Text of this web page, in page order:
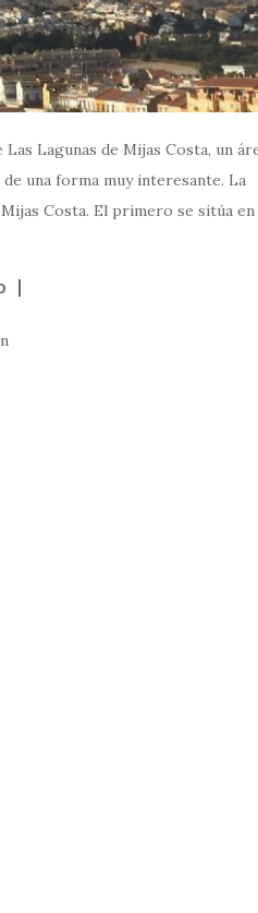
Lagunas de Mijas Costa, un
una forma muy interesante. La
Costa. El primero se sitúa en